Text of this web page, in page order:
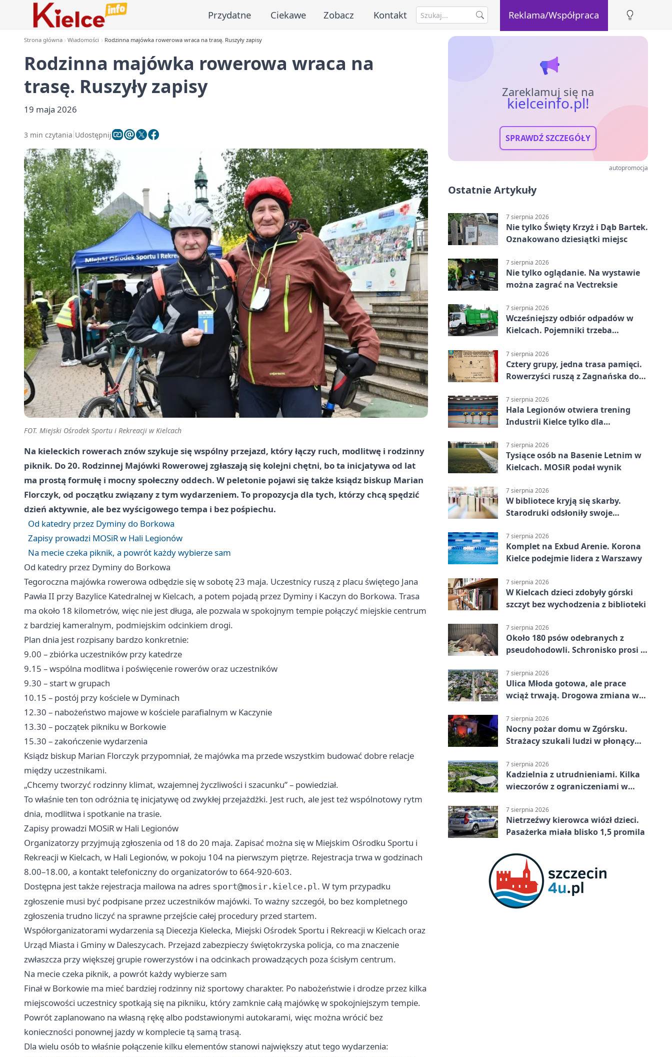
Przydatne Ciekawe Zobacz Kontakt Reklama/Współpraca
Strona główna Wiadomości Rodzinna majówka rowerowa wraca na trasę. Ruszyły zapisy
Rodzinna majówka rowerowa wraca na
trasę. Ruszyły zapisy
19 maja 2026
3 min czytania Udostępnij
FOT. Miejski Ośrodek Sportu i Rekreacji w Kielcach
Na kieleckich rowerach znów szykuje się wspólny przejazd, który łączy ruch, modlitwę i rodzinny
piknik. Do 20. Rodzinnej Majówki Rowerowej zgłaszają się kolejni chętni, bo ta inicjatywa od lat
ma prostą formułę i mocny społeczny oddech. W peletonie pojawi się także ksiądz biskup Marian
Florczyk, od początku związany z tym wydarzeniem. To propozycja dla tych, którzy chcą spędzić
dzień aktywnie, ale bez wyścigowego tempa i bez pośpiechu.
Od katedry przez Dyminy do Borkowa
Zapisy prowadzi MOSiR w Hali Legionów
Na mecie czeka piknik, a powrót każdy wybierze sam
Od katedry przez Dyminy do Borkowa
Tegoroczna majówka rowerowa odbędzie się w sobotę 23 maja. Uczestnicy ruszą z placu świętego Jana
Pawła II przy Bazylice Katedralnej w Kielcach, a potem pojadą przez Dyminy i Kaczyn do Borkowa. Trasa
ma około 18 kilometrów, więc nie jest długa, ale pozwala w spokojnym tempie połączyć miejskie centrum
z bardziej kameralnym, podmiejskim odcinkiem drogi.
Plan dnia jest rozpisany bardzo konkretnie:
9.00 – zbiórka uczestników przy katedrze
9.15 – wspólna modlitwa i poświęcenie rowerów oraz uczestników
9.30 – start w grupach
10.15 – postój przy kościele w Dyminach
12.30 – nabożeństwo majowe w kościele parafialnym w Kaczynie
13.30 – początek pikniku w Borkowie
15.30 – zakończenie wydarzenia
Ksiądz biskup Marian Florczyk przypomniał, że majówka ma przede wszystkim budować dobre relacje
między uczestnikami.
„Chcemy tworzyć rodzinny klimat, wzajemnej życzliwości i szacunku” – powiedział.
To właśnie ten ton odróżnia tę inicjatywę od zwykłej przejażdżki. Jest ruch, ale jest też wspólnotowy rytm
dnia, modlitwa i spotkanie na trasie.
Zapisy prowadzi MOSiR w Hali Legionów
Organizatorzy przyjmują zgłoszenia od 18 do 20 maja. Zapisać można się w Miejskim Ośrodku Sportu i
Rekreacji w Kielcach, w Hali Legionów, w pokoju 104 na pierwszym piętrze. Rejestracja trwa w godzinach
8.00–18.00, a kontakt telefoniczny do organizatorów to 664-920-603.
Dostępna jest także rejestracja mailowa na adres sport@mosir.kielce.pl . W tym przypadku
zgłoszenie musi być podpisane przez uczestników majówki. To ważny szczegół, bo bez kompletnego
zgłoszenia trudno liczyć na sprawne przejście całej procedury przed startem.
Współorganizatorami wydarzenia są Diecezja Kielecka, Miejski Ośrodek Sportu i Rekreacji w Kielcach oraz
Urząd Miasta i Gminy w Daleszycach. Przejazd zabezpieczy świętokrzyska policja, co ma znaczenie
zwłaszcza przy większej grupie rowerzystów i na odcinkach prowadzących poza ścisłym centrum.
Na mecie czeka piknik, a powrót każdy wybierze sam
Finał w Borkowie ma mieć bardziej rodzinny niż sportowy charakter. Po nabożeństwie i drodze przez kilka
miejscowości uczestnicy spotkają się na pikniku, który zamknie całą majówkę w spokojniejszym tempie.
Powrót zaplanowano na własną rękę albo podstawionymi autokarami, więc można wrócić bez
konieczności ponownej jazdy w komplecie tą samą trasą.
Dla wielu osób to właśnie połączenie kilku elementów stanowi największy atut tego wydarzenia:
Zareklamuj się na
kielceinfo.pl!
SPRAWDŹ SZCZEGÓŁY
autopromocja
Ostatnie Artykuły
7 sierpnia 2026
Nie tylko Święty Krzyż i Dąb Bartek.
Oznakowano dziesiątki miejsc
7 sierpnia 2026
Nie tylko oglądanie. Na wystawie
można zagrać na Vectreksie
7 sierpnia 2026
Wcześniejszy odbiór odpadów w
Kielcach. Pojemniki trzeba
7 sierpnia 2026
Cztery grupy, jedna trasa pamięci.
Rowerzyści ruszą z Zagnańska do
7 sierpnia 2026
Hala Legionów otwiera trening
Industrii Kielce tylko dla
7 sierpnia 2026
Tysiące osób na Basenie Letnim w
Kielcach. MOSiR podał wynik
7 sierpnia 2026
W bibliotece kryją się skarby.
Starodruki odsłoniły swoje
7 sierpnia 2026
Komplet na Exbud Arenie. Korona
Kielce podejmie lidera z Warszawy
7 sierpnia 2026
W Kielcach dzieci zdobyły górski
szczyt bez wychodzenia z biblioteki
7 sierpnia 2026
Około 180 psów odebranych z
pseudohodowli. Schronisko prosi o
7 sierpnia 2026
Ulica Młoda gotowa, ale prace
wciąż trwają. Drogowa zmiana w
7 sierpnia 2026
Nocny pożar domu w Zgórsku.
Strażacy szukali ludzi w płonącym
7 sierpnia 2026
Kadzielnia z utrudnieniami. Kilka
wieczorów z ograniczeniami w
7 sierpnia 2026
Nietrzeźwy kierowca wiózł dzieci.
Pasażerka miała blisko 1,5 promila